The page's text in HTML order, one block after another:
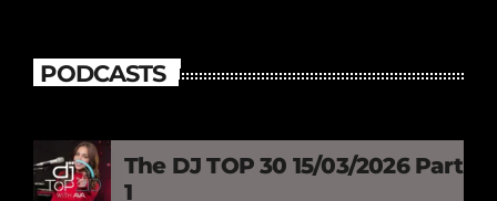
PODCASTS
The DJ TOP 30 15/03/2026 Part
1